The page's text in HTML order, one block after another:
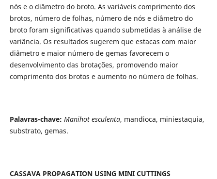
nós e o diâmetro do broto. As variáveis comprimento dos
brotos, número de folhas, número de nós e diâmetro do
broto foram significativas quando submetidas à análise de
variância. Os resultados sugerem que estacas com maior
diâmetro e maior número de gemas favorecem o
desenvolvimento das brotações, promovendo maior
comprimento dos brotos e aumento no número de folhas.
Palavras-chave: Manihot esculenta, mandioca, miniestaquia,
substrato, gemas.
CASSAVA PROPAGATION USING MINI CUTTINGS